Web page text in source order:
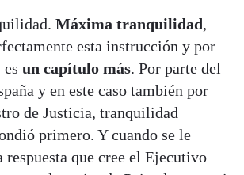
Máxima tranquilidad,
esta instrucción y por
un capítulo más. Por parte del
y en este caso también por
de Justicia, tranquilidad
primero. Y cuando se le
respuesta que cree el Ejecutivo